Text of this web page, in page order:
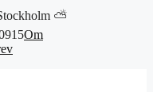
⛅
Om